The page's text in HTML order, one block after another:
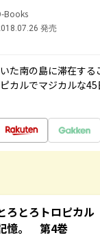
Books
発売
た南の島に滞在す
カルでマジカルな
ろとろトロピカ
憶。 第4巻